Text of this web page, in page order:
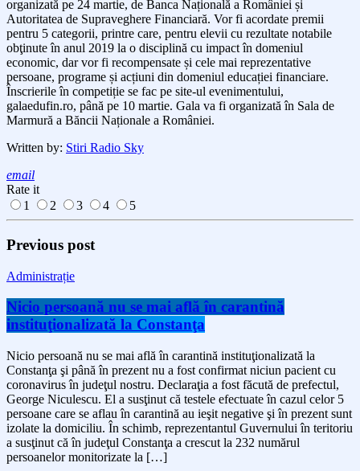
organizată pe 24 martie, de Banca Națională a României și
Autoritatea de Supraveghere Financiară. Vor fi acordate premii
pentru 5 categorii, printre care, pentru elevii cu rezultate notabile
obţinute în anul 2019 la o disciplină cu impact în domeniul
economic, dar vor fi recompensate și cele mai reprezentative
persoane, programe și acțiuni din domeniul educației financiare.
Înscrierile în competiție se fac pe site-ul evenimentului,
galaedufin.ro, până pe 10 martie. Gala va fi organizată în Sala de
Marmură a Băncii Naționale a României.
Written by: Stiri Radio Sky
email
Rate it
1
2 3 4 5
Previous post
Administrație
Nicio persoană nu se mai află în carantină
instituţionalizată la Constanţa
Nicio persoană nu se mai află în carantină instituţionalizată la
Constanţa şi până în prezent nu a fost confirmat niciun pacient cu
coronavirus în judeţul nostru. Declaraţia a fost făcută de prefectul,
George Niculescu. El a susţinut că testele efectuate în cazul celor 5
persoane care se aflau în carantină au ieşit negative şi în prezent sunt
izolate la domiciliu. În schimb, reprezentantul Guvernului în teritoriu
a susţinut că în judeţul Constanţa a crescut la 232 numărul
persoanelor monitorizate la […]